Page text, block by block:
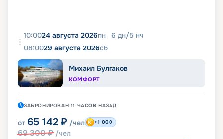
10:0024 августа 2026пн 6 дн/5 нч
08:0029 августа 2026сб
Михаил Булгаков
КОМФОРТ
ЗАБРОНИРОВАН 11 ЧАСОВ НАЗАД
от 65 142 ₽ /чел
69 300₽ /чел
+1 000